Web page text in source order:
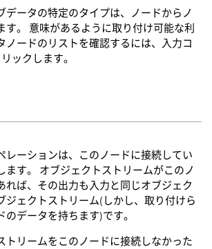
データの特定のタイプは、ノードからノ
す。 意味があるように取り付け可能な利
ノードのリストを確認するには、入力コ
ックします。
レーションは、このノードに接続してい
ます。 オブジェクトストリームがこのノ
れば、その出力も入力と同じオブジェク
ジェクトストリーム(しかし、取り付けら
のデータを持ちます)です。
トリームをこのノードに接続しなかった